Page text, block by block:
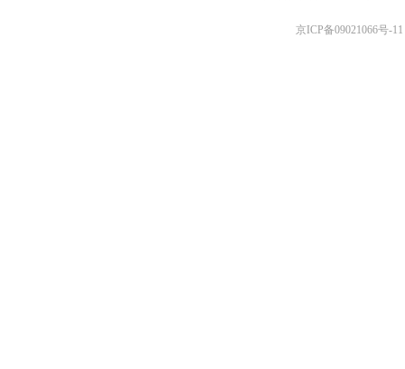
京ICP备09021066号-11